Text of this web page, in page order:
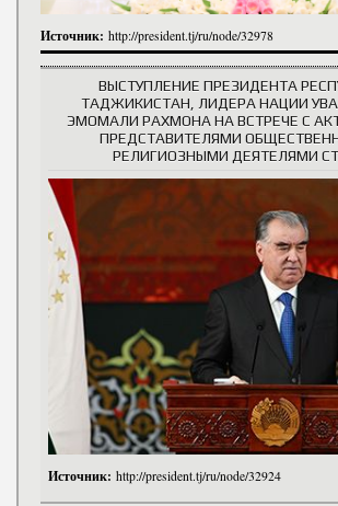
Источник: http://president.tj/ru/node/32978
ВЫСТУПЛЕНИЕ ПРЕЗИДЕНТА
ТАДЖИКИСТАН, ЛИДЕРА НАЦИИ
ЭМОМАЛИ РАХМОНА НА ВСТРЕЧЕ С
ПРЕДСТАВИТЕЛЯМИ
РЕЛИГИОЗНЫМИ ДЕЯТЕЛЯМИ
Источник: http://president.tj/ru/node/32924